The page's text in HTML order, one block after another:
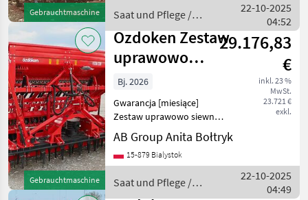
Gebrauchtmaschine
podsiewem nawozu
(nawożenie wgłębne) Da
Saat und Pflege /
Ozdoken
22-10-2025
04:52
Gebrauchtmaschine
Ozdoken Zestaw
uprawowo
siewny
nabudowany z
broną aktywn
29.176,83
€
inkl. 23 %
MwSt.
23.721 €
exkl.
Bj. 2026
Gwarancja [miesiące]
Zestaw uprawowo siewny z
siewnikiem zbożowym,
dwutalerzowym
nadbudowanym na bronę
CS-300. Dane techniczne: -
AB Group Anita Bołtryk
15-879 Bialystok
Saat und Pflege /
Ozdoken
22-10-2025
04:49